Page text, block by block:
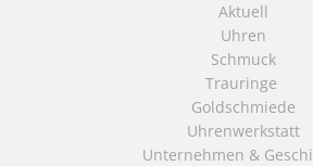
Aktuell
Uhren
Schmuck
Trauringe
Goldschmiede
Uhrenwerkstatt
Unternehmen &